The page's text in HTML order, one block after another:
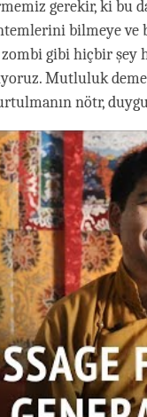
gerekir, ki bu
bilmeye ve
zombi gibi hiçbir
Mutluluk
nötr,